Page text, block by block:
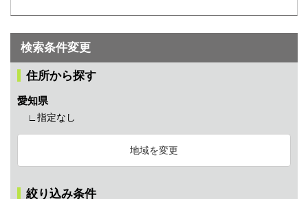
検索条件変更
住所から探す
愛知県
∟指定なし
地域を変更
絞り込み条件